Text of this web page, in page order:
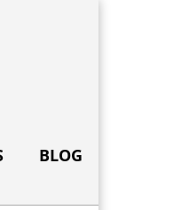
BLOG